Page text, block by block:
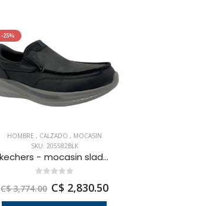
-25%
HOMBRE , CALZADO , MOCASIN
SKU: 205582BLK
skechers - mocasin slade para hombre
C$ 3,774.00 C$ 2,830.50